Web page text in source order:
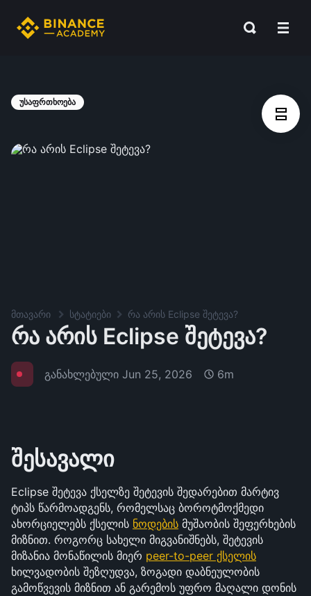
უსაფრთხოება
მთავარი სტატიები რა არის Eclipse შეტევა?
რა არის Eclipse შეტევა?
განახლებული Jun 25, 2026 6m
შესავალი
Eclipse შეტევა ქსელზე შეტევის შედარებით მარტივ
ტიპს წარმოადგენს, რომელსაც ბოროტმოქმედი
ახორციელებს ქსელის ნოდების მუშაობის შეფერხების
მიზნით. როგორც სახელი მიგვანიშნებს, შეტევის
მიზანია მონაწილის მიერ peer-to-peer ქსელის
ხილვადობის შეზღუდვა, ზოგადი დაბნეულობის
გამოწვევის მიზნით ან გარემოს უფრო მაღალი დონის